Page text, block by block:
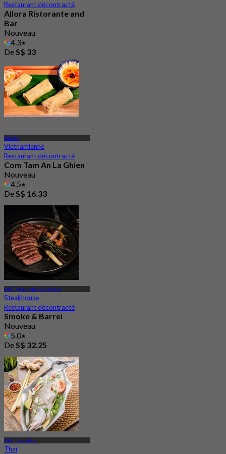
Restaurant décontracté
Allora Ristorante and
Bar
Nouveau
4.3
DeS$ 33
Bedok
Vietnamienne
Restaurant décontracté
Com Tam An La Ghien
Nouveau
4.5
DeS$ 16.33
MRT Aéroport de Changi
Steakhouse
Restaurant décontracté
Smoke & Barrel
Nouveau
5.0
DeS$ 32.25
MRT Pasir Ris
Thaï